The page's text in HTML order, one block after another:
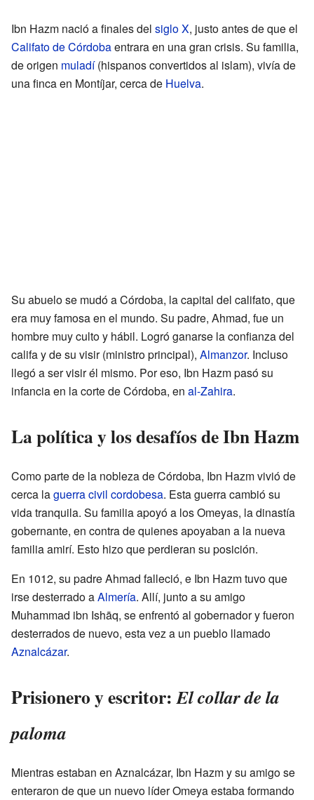
Ibn Hazm nació a finales del siglo X, justo antes de que el
Califato de Córdobaentrara en una gran crisis. Su familia,
de origen muladí(hispanos convertidos al islam), vivía de
una finca en Montíjar, cerca de Huelva.
Su abuelo se mudó a Córdoba, la capital del califato, que
era muy famosa en el mundo. Su padre, Ahmad, fue un
hombre muy culto y hábil. Logró ganarse la confianza del
califa y de su visir (ministro principal), Almanzor. Incluso
llegó a ser visir él mismo. Por eso, Ibn Hazm pasó su
infancia en la corte de Córdoba, en al-Zahira.
La política y los desafíos de Ibn Hazm
Como parte de la nobleza de Córdoba, Ibn Hazm vivió de
cerca laguerra civil cordobesa. Esta guerra cambió su
vida tranquila. Su familia apoyó a los Omeyas, la dinastía
gobernante, en contra de quienes apoyaban a la nueva
familia amirí. Esto hizo que perdieran su posición.
En 1012, su padre Ahmad falleció, e Ibn Hazm tuvo que
irse desterrado aAlmería. Allí, junto a su amigo
Muhammad ibn Ishāq, se enfrentó al gobernador y fueron
desterrados de nuevo, esta vez a un pueblo llamado
Aznalcázar.
Prisionero y escritor:El collar de la
paloma
Mientras estaban en Aznalcázar, Ibn Hazm y su amigo se
enteraron de que un nuevo líder Omeya estaba formando